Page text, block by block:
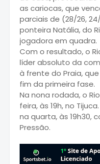
as cariocas, que
parciais de (28/26,
ponteira Natália, do
jogadora em quadra.
Com o resultado, o
líder absoluto da
à frente do Praia,
fim da primeira fase.
Na nona rodada, o
feira, às 19h, no
na quarta, às 19h30,
Pressão.